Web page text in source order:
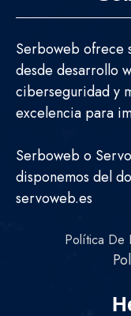
Serboweb ofrece
desde desarrollo
ciberseguridad y
excelencia para
Serboweb o
disponemos del
servoweb.es
Política De